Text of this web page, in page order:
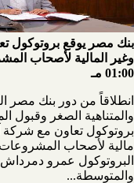
بنك مصر يوقع بروتوكول
وغير المالية لأصحاب
01:00 مـ
انطلاقاً من دور بنك مصر
والمتناهية الصغر وقبول
بروتوكول تعاون مع شركة
مالية لأصحاب المشروعات
البروتوكول عمرو
والمتوسطة...